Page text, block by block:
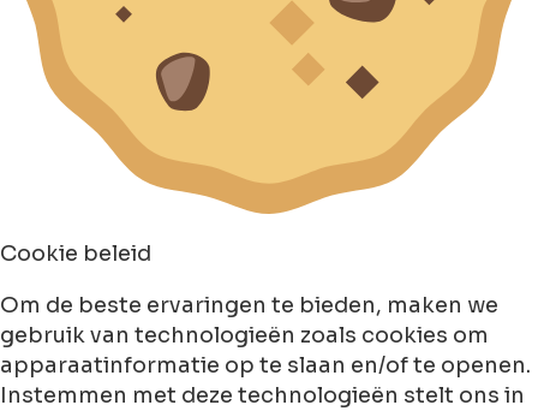
Cookie beleid
Om de beste ervaringen te bieden, maken we
gebruik van technologieën zoals cookies om
apparaatinformatie op te slaan en/of te openen.
Instemmen met deze technologieën stelt ons in